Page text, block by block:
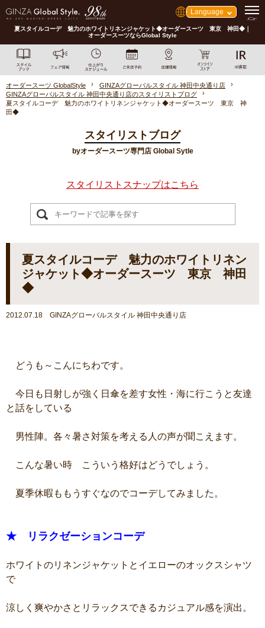
Language
夏スタイルコーデ 魅力のホワイトリネンジャケット◆オーダースーツ 東京 神田◆｜
オーダースーツならGlobal Style
オーダースーツ GlobalStyle
GINZAグローバルスタイル 神田中央通り店
GINZAグローバルスタイル 神田中央通り店のスタイリストブログ
夏スタイルコーデ 魅力のホワイトリネンジャケット◆オーダースーツ 東京 神
田◆
スタイリストブログ
byオーダースーツ専門店 Global Sytle
スタイリストスナップはこちら
夏スタイルコーデ 魅力のホワイトリネン
ジャケット◆オーダースーツ 東京 神田
◆
2012.07.18 GINZAグローバルスタイル 神田中央通り店
どうも～こんにちわです。
今日も日射しが強く日傘を差す女性・海に行こうと友達
と話をしている
男性陣。各々暑さ対策を考える人の声が聞こえます。
こんな暑い時 こういう格好はどうでしょう。
夏季休暇ももうすぐなのでコーデしてみました。
★ リラクゼーションコーデ
ホワイトのリネンジャケットとイエローのオックスシャツ
で
涼しく爽やかさとリラックスできるカジュアル感を演出。